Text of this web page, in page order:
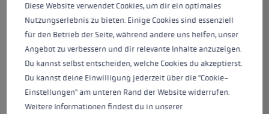
Kleur neonyellow
In winkelwagen
Diese Website verwendet Cookies, um dir ein optimales
Nutzungserlebnis zu bieten. Einige Cookies sind essenziell
für den Betrieb der Seite, während andere uns helfen, unser
Angebot zu verbessern und dir relevante Inhalte anzuzeigen.
Du kannst selbst entscheiden, welche Cookies du akzeptierst.
Du kannst deine Einwilligung jederzeit über die "Cookie-
Einstellungen" am unteren Rand der Website widerrufen.
Weitere Informationen findest du in unserer